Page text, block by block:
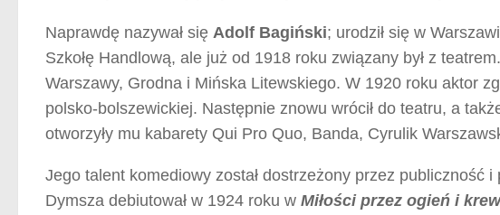
Naprawdę nazywał się Adolf Bagiński; urodził się w
Szkołę Handlową, ale już od 1918 roku związany był z
Warszawy, Grodna i Mińska Litewskiego. W 1920 roku aktor
polsko-bolszewickiej. Następnie znowu wrócił do teatru, a
otworzyły mu kabarety Qui Pro Quo, Banda, Cyrulik
Jego talent komediowy został dostrzeżony przez publiczność
Dymsza debiutował w 1924 roku w Miłości przez ogień i krew